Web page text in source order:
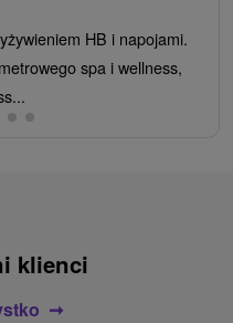
HB i napojami.
spa i wellness,
klienci